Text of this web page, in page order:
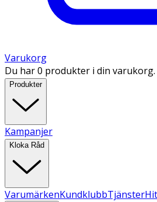
Varukorg
Du har 0 produkter i din varukorg.
Produkter
Kampanjer
Kloka Råd
VarumärkenKundklubbTjänster